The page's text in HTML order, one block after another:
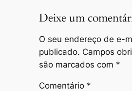
Deixe um
O seu endereço de e-
publicado. Campos
são marcados com *
Comentário *